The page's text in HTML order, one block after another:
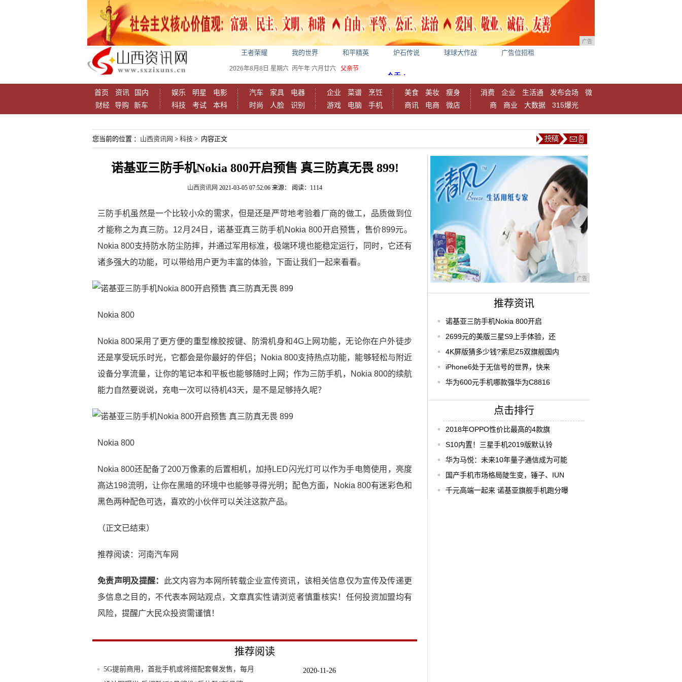
广告
王者荣耀 我的世界 和平精英 炉石传说 球球大作战 广告位招租
2026年8月8日 星期六 丙午年 六月廿六 父亲节
首页 资讯
国内
财经
导购 新车
娱乐 明星
电影
科技
考试 本科
汽车 家具
电器
时尚
人脸 识别
企业 菜谱
烹饪
游戏
电脑 手机
美食 美妆
瘦身
商讯
电商 微店
消费 企业 生活通 发布会场
微
商
商业 大数据 315爆光
您当前的位置 ： 山西资讯网 > 科技 > 内容正文
诺基亚三防手机Nokia 800开启预售 真三防真无畏 899!
山西资讯网 2021-03-05 07:52:06 来源： 阅读：1114
三防手机虽然是一个比较小众的需求，但是还是严苛地考验着厂商的做工，品质做到位
才能称之为真三防。12月24日，诺基亚真三防手机Nokia 800开启预售，售价899元。
Nokia 800支持防水防尘防摔，并通过军用标准，极端环境也能稳定运行，同时，它还有
诸多强大的功能，可以带给用户更为丰富的体验，下面让我们一起来看看。
Nokia 800
Nokia 800采用了更方便的重型橡胶按键、防滑机身和4G上网功能，无论你在户外徒步
还是享受玩乐时光，它都会是你最好的伴侣；Nokia 800支持热点功能，能够轻松与附近
设备分享流量，让你的笔记本和平板也能够随时上网；作为三防手机，Nokia 800的续航
能力自然要说说，充电一次可以待机43天，是不是足够持久呢？
Nokia 800
Nokia 800还配备了200万像素的后置相机，加持LED闪光灯可以作为手电筒使用，亮度
高达198流明，让你在黑暗的环境中也能够寻得光明；配色方面，Nokia 800有迷彩色和
黑色两种配色可选，喜欢的小伙伴可以关注这款产品。
（正文已结束）
推荐阅读： 河南汽车网
免责声明及提醒：
此文内容为本网所转载企业宣传资讯，该相关信息仅为宣传及传递更
多信息之目的，不代表本网站观点，文章真实性请浏览者慎重核实！任何投资加盟均有
风险，提醒广大民众投资需谨慎！
推荐阅读
2020-11-26
5G提前商用，首批手机或将搭配套餐发售，每月
广告
推荐资讯
诺基亚三防手机Nokia 800开启
2699元的美版三星S9上手体验，还
4K屏版猜多少钱?索尼Z5双旗舰国内
iPhone6处于无信号的世界，快来
华为600元手机哪款强华为C8816
点击排行
2018年OPPO性价比最高的4款旗
S10内置！三星手机2019版默认铃
华为马悦：未来10年量子通信成为可能
国产手机市场格局陡生变，锤子、IUN
千元高端一起来 诺基亚旗舰手机跑分曝